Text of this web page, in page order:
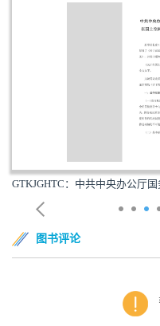
GTKJGHTC：中共中央办公厅
图书评论